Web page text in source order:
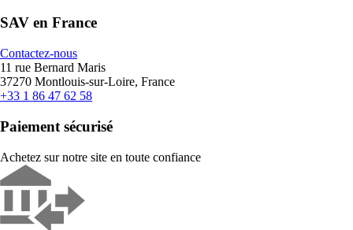
SAV en France
Contactez-nous
11 rue Bernard Maris
37270 Montlouis-sur-Loire, France
+33 1 86 47 62 58
Paiement sécurisé
Achetez sur notre site en toute confiance